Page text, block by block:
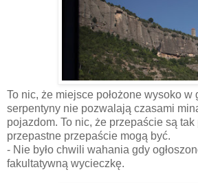
To nic, że miejsce położone wysoko
serpentyny nie pozwalają czasami
pojazdom. To nic, że przepaście są
przepastne przepaście mogą być.
- Nie było chwili wahania gdy
fakultatywną wycieczkę.